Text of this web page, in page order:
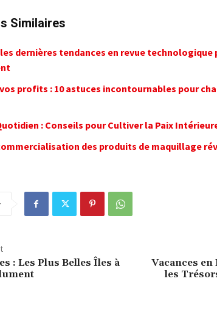
Similaires
dernières tendances en revue technologique
profits : 10 astuces incontournables pour
: Conseils pour Cultiver la Paix
des produits de maquillage
: Les Plus Belles Îles à
Vacances en
les